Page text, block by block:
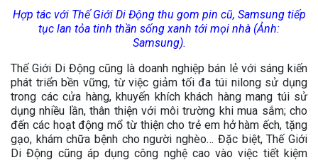
Hợp tác với Thế Giới Di Động thu gom pin cũ, Samsung tiếp
tục lan tỏa tinh thần sống xanh tới mọi nhà (Ảnh:
Samsung).
Thế Giới Di Động cũng là doanh nghiệp bán lẻ với sáng kiến
phát triển bền vững, từ việc giảm tối đa túi nilong sử dụng
trong các cửa hàng, khuyến khích khách hàng mang túi sử
dụng nhiều lần, thân thiện với môi trường khi mua sắm; cho
đến các hoạt động mổ từ thiện cho trẻ em hở hàm ếch, tặng
gạo, khám chữa bệnh cho người nghèo… Đặc biệt, Thế Giới
Di Động cũng áp dụng công nghệ cao vào việc tiết kiệm